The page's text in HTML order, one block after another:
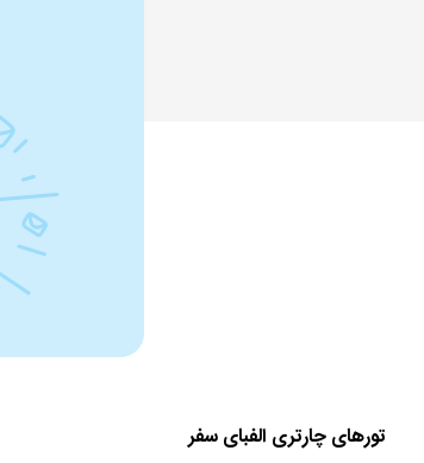
تورهای چارتری الفبای سفر